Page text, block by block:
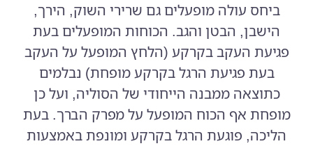
ביחס עולה מופעלים גם שרירי השוק, הירך,
הישבן, הבטן והגב. הכוחות המופעלים בעת
פגיעת העקב בקרקע (הלחץ המופעל על העקב
בעת פגיעת הרגל בקרקע מופחת) נבלמים
כתוצאה ממבנה הייחודי של הסוליה, ועל כן
מופחת אף הכוח המופעל על מפרק הברך. בעת
הליכה, פוגעת הרגל בקרקע ומונפת באמצעות